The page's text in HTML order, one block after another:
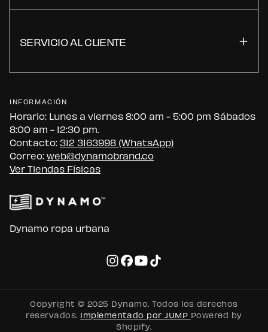
SERVICIO AL CLIENTE
INFORMACIÓN
Horario: Lunes a viernes 8:00 am - 5:00 pm Sábados
8:00 am - 12:30 pm.
Contacto:312 3163998 (WhatsApp)
Correo:web@dynamobrand.co
Ver Tiendas Físicas
Dynamo ropa urbana
Copyright © 2025 Dynamo. Todos los derechos
reservados. Implementado por JUMP Powered by
Shopify.